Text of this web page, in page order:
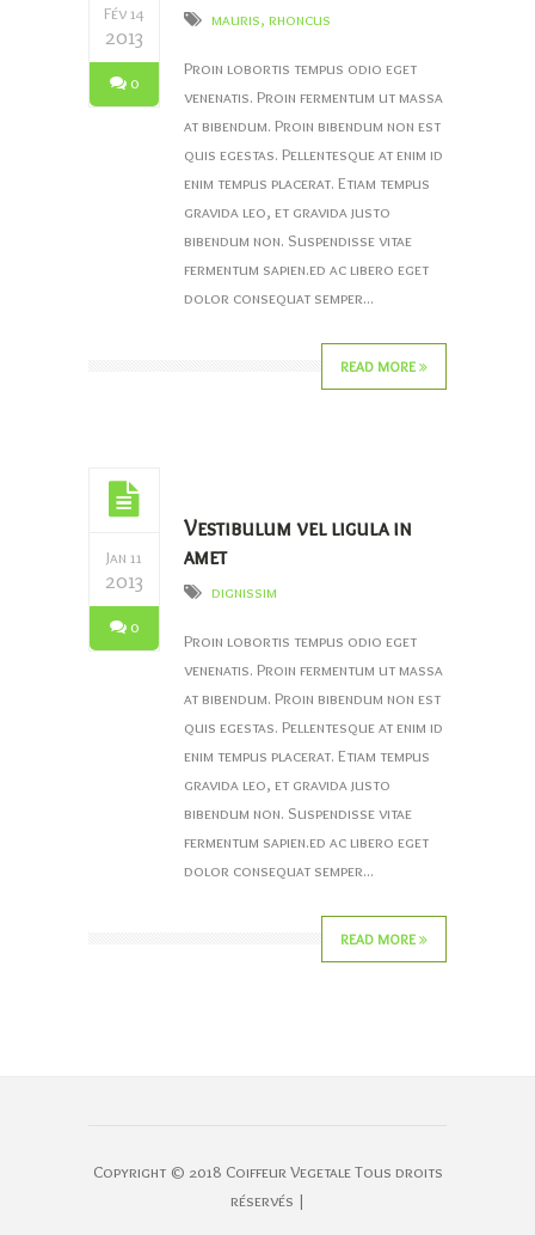
Fév 14
2013
0
mauris, rhoncus
Proin lobortis tempus odio eget
venenatis. Proin fermentum ut massa
at bibendum. Proin bibendum non est
quis egestas. Pellentesque at enim id
enim tempus placerat. Etiam tempus
gravida leo, et gravida justo
bibendum non. Suspendisse vitae
fermentum sapien.ed ac libero eget
dolor consequat semper...
READ MORE
Jan 11
2013
0
Vestibulum vel ligula in
amet
dignissim
Proin lobortis tempus odio eget
venenatis. Proin fermentum ut massa
at bibendum. Proin bibendum non est
quis egestas. Pellentesque at enim id
enim tempus placerat. Etiam tempus
gravida leo, et gravida justo
bibendum non. Suspendisse vitae
fermentum sapien.ed ac libero eget
dolor consequat semper...
READ MORE
Copyright © 2018 Coiffeur Vegetale Tous droits
réservés |